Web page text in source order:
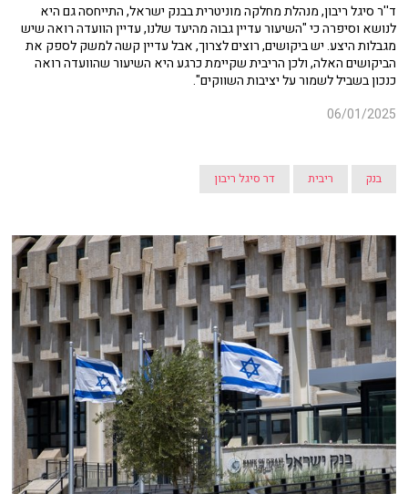
ד''ר סיגל ריבון, מנהלת מחלקה מוניטרית בבנק ישראל, התייחסה גם היא
לנושא וסיפרה כי "השיעור עדיין גבוה מהיעד שלנו, עדיין הוועדה רואה שיש
מגבלות היצע. יש ביקושים, רוצים לצרוך, אבל עדיין קשה למשק לספק את
הביקושים האלה, ולכן הריבית שקיימת כרגע היא השיעור שהוועדה רואה
כנכון בשביל לשמור על יציבות השווקים".
06/01/2025
בנק ריבית דר סיגל ריבון